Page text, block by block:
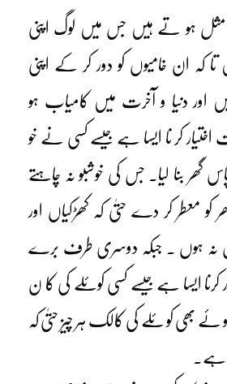
کی مثل ہو تے ہیں جس میں لوگ اپنی
تا کہ ان خامیوں کو دور کر کے اپنی
اور دنیا و آخرت میں کامیاب ہو
کر نا ایسا ہے جیسے کسی نے خو
گھر بنا لیا۔ جس کی خوشبو نہ چاہتے
معطر کر دے حتیٰ کہ کھڑکیاں اور
نہ ہوں ۔ جبکہ دوسری طرف برے
کرنا ایسا ہے جیسے کسی کوئلے کی کا ن
ئے بھی کو ئلے کی کالک ہر چیز حتیٰ کہ
ہے۔